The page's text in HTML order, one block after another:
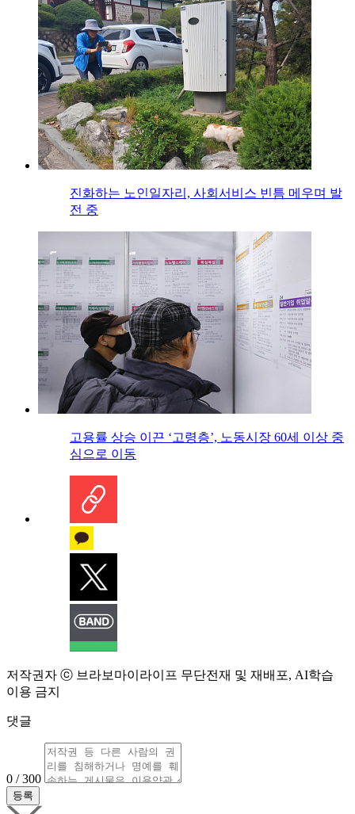
진화하는 노인일자리, 사회서비스 빈틈 메우며 발
전 중
고용률 상승 이끈 ‘고령층’, 노동시장 60세 이상 중
심으로 이동
저작권자 ⓒ 브라보마이라이프 무단전재 및 재배포, AI학습
이용 금지
댓글
0 / 300